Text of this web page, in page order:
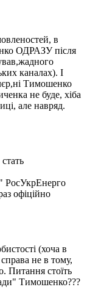
в
ОДРАЗУ після
каналах). І
Тимошенко
не буде, хіба
але навряд.
РосУкрЕнерго
офіційно
(хоча в
не в тому,
Питання стоїть
Тимошенко???